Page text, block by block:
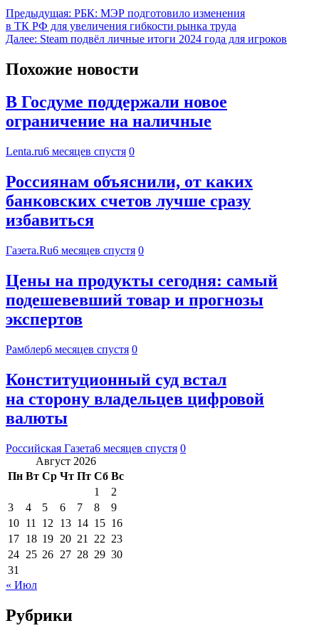
Предыдущая: РБК: МЭР подготовило изменения
в ТК РФ для увеличения гибкости рынка труда
Далее: Steam подвёл личные итоги 2024 года для игроков
Похожие новости
В Госдуме поддержали новое
ограничение на наличные
Lenta.ru6 месяцев спустя 0
Россиянам объяснили, от каких
банковских счетов лучше сразу
избавиться
Газета.Ru6 месяцев спустя 0
Цены на продукты сегодня: самый
подешевевший товар и прогнозы
экспертов
Рамблер6 месяцев спустя 0
Конституционный суд встал
на сторону владельцев цифровой
валюты
Российская Газета6 месяцев спустя 0
Август 2026
Пн Вт Ср Чт Пт Сб Вс
1
2
3
4 5 6 7 8
9
10 11 12 13 14 15 16
17 18 19 20 21 22 23
24 25 26 27 28 29 30
31
« Июл
Рубрики